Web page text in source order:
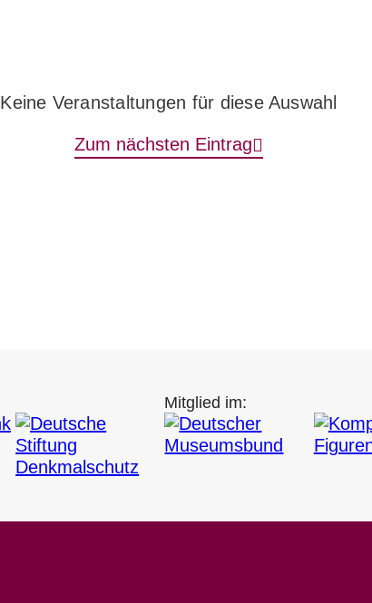
Keine Veranstaltungen für diese Auswahl
Zum nächsten Eintrag
Mitglied im: